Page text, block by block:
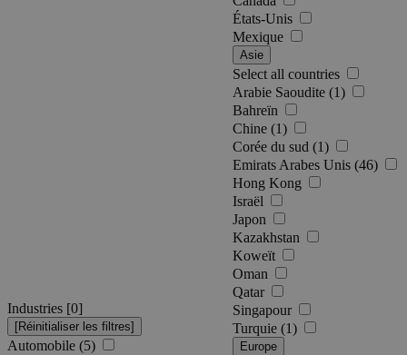
Industries [0]
Automobile (5)
États-Unis
Mexique
Asie
Select all countries
Arabie Saoudite (1)
Bahreïn
Chine (1)
Corée du sud (1)
Emirats Arabes Unis (46)
Hong Kong
Israël
Japon
Kazakhstan
Koweït
Oman
Qatar
Singapour
Turquie (1)
Europe